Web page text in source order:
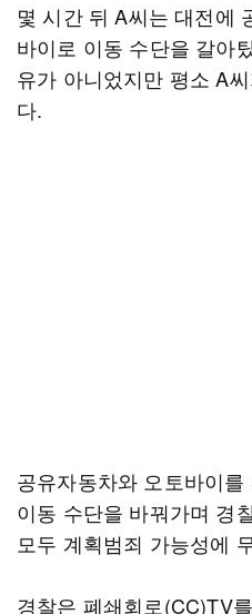
몇 시간 뒤 A씨는 대전에
바이로 이동 수단을 갈아
유가 아니었지만 평소 A
다.
공유자동차와 오토바이
이동 수단을 바꿔가며 경
모두 계획범죄 가능성에
경찰은 폐쇄회로(CC)TV